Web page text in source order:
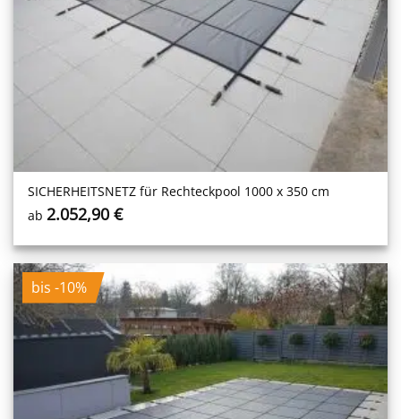
SICHERHEITS­NETZ für Rechteckpool 1000 x 350 cm
ab2.052,90€
bis -10%